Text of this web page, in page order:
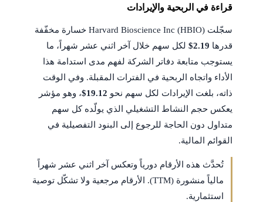
قراءة في الربحية والإيرادات
سجّلت Harvard Bioscience Inc (HBIO) خسارة مخفّفة
قدرها $2.19لكل سهم خلال آخر اثني عشر شهراً، ما
يستوجب متابعة دفاتر الشركة لفهم مدى استدامة هذا
الأداء واتجاه الربحية في الفترات المقبلة. وفي الوقت
ذاته، بلغت الإيرادات لكل سهم نحو $19.12، وهو مؤشر
يعكس حجم النشاط التشغيلي الذي يولّده كل سهم
متداول دون الحاجة للرجوع إلى البنود التفصيلية في
القوائم المالية.
تُحدَّث هذه الأرقام دورياً وتعكس آخر اثني عشر شهراً
مالياً منشورة (TTM). الأرقام مرجعية ولا تشكّل توصية
استثمارية.